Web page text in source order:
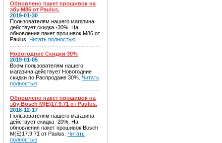
Обновлено пакет прошивок на
эбу M86 от Paulus.
2019-01-30
Пользователям нашего магазина
действует скидка -30%. На
обновления пакет прошивок M86 от
Paulus. Читать полностью
Новогодние Скидки 30%
2019-01-05
Всем пользователям нашего
магазина действует Новогодние
скидки по Распродаже 30%. Читать
полностью
Обновлено пакет прошивок на
эбу Bosch M(E)17.9.71 от Paulus.
2018-12-17
Пользователям нашего магазина
действует скидка -20%. На
обновления пакет прошивок Bosch
M(E)17.9.71 от Paulus. Читать
полностью